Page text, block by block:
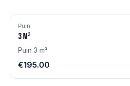
Puin
3 m³
Puin 3 m³
€195.00